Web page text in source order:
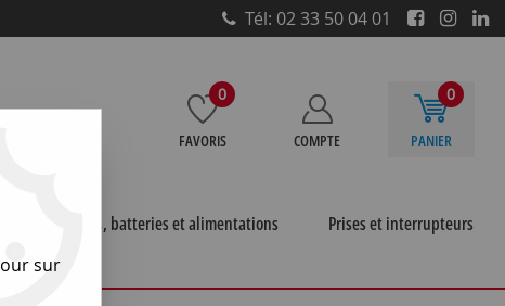
Tél: 02 33 50 04 01
0
FAVORIS COMPTE
0
PANIER
Piles, batteries et alimentations
Prises et interrupteurs
>Bloc de jonction à vis femelle enfichchable 3 poles
sur